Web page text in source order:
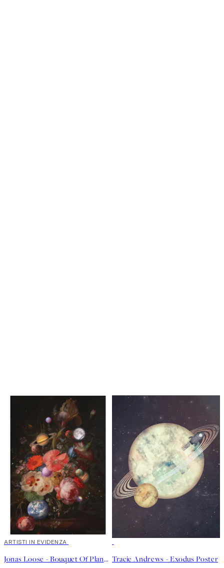
40%*
ARTISTI IN EVIDENZA
Jonas Loose - Bouquet Of Planets Poster Tracie Andrews - Exodus Poster